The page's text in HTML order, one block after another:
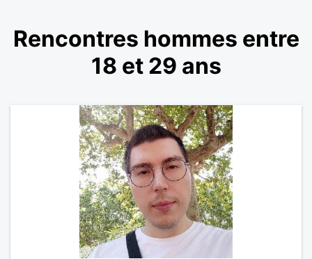
Rencontres hommes entre
18 et 29 ans